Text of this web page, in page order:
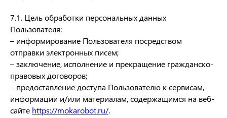
7.1. Цель обработки персональных данных
Пользователя:
– информирование Пользователя посредством
отправки электронных писем;
– заключение, исполнение и прекращение гражданско-
правовых договоров;
– предоставление доступа Пользователю к сервисам,
информации и/или материалам, содержащимся на веб-
сайте https://mokarobot.ru/.